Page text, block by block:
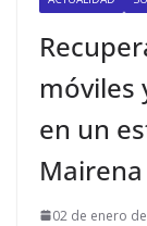
móviles
en un
02 de enero